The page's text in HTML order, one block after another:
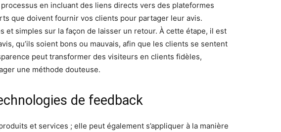
en incluant des liens directs vers des plateformes
que doivent fournir vos clients pour partager leur avis.
et simples sur la façon de laisser un retour. À cette étape, il est
qu’ils soient bons ou mauvais, afin que les clients se sentent
peut transformer des visiteurs en clients fidèles,
une méthode douteuse.
de feedback
et services ; elle peut également s’appliquer à la manière